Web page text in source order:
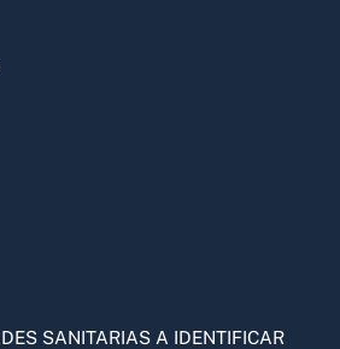
SANITARIAS A IDENTIFICAR